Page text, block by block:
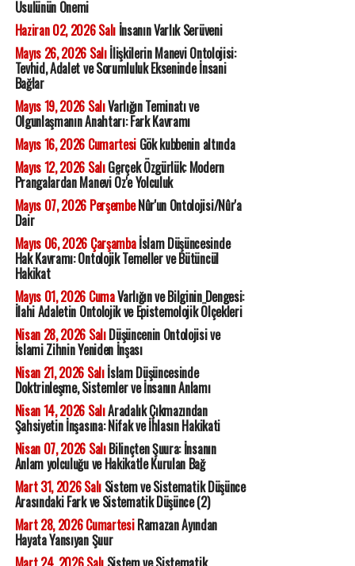
Usulünün Önemi
Haziran 02, 2026 Salıİnsanın Varlık Serüveni
Mayıs 26, 2026 Salıİlişkilerin Manevi Ontolojisi:
Tevhid, Adalet ve Sorumluluk Ekseninde İnsani
Bağlar
Mayıs 19, 2026 SalıVarlığın Teminatı ve
Olgunlaşmanın Anahtarı: Fark Kavramı
Mayıs 16, 2026 CumartesiGök kubbenin altında
Mayıs 12, 2026 SalıGerçek Özgürlük: Modern
Prangalardan Manevi Öz'e Yolculuk
Mayıs 07, 2026 PerşembeNûr'un Ontolojisi/Nûr'a
Dair
Mayıs 06, 2026 Çarşambaİslam Düşüncesinde
Hak Kavramı: Ontolojik Temeller ve Bütüncül
Hakikat
Mayıs 01, 2026 CumaVarlığın ve Bilginin Dengesi:
İlahi Adaletin Ontolojik ve Epistemolojik Ölçekleri
Nisan 28, 2026 SalıDüşüncenin Ontolojisi ve
İslami Zihnin Yeniden İnşası
Nisan 21, 2026 Salıİslam Düşüncesinde
Doktrinleşme, Sistemler ve İnsanın Anlamı
Nisan 14, 2026 SalıAradalık Çıkmazından
Şahsiyetin İnşasına: Nifak ve İhlasın Hakikati
Nisan 07, 2026 SalıBilinçten Şuura: İnsanın
Anlam yolculuğu ve Hakikatle Kurulan Bağ
Mart 31, 2026 SalıSistem ve Sistematik Düşünce
Arasındaki Fark ve Sistematik Düşünce (2)
Mart 28, 2026 CumartesiRamazan Ayından
Hayata Yansıyan Şuur